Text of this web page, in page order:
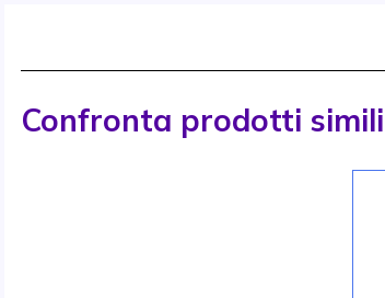
Confronta prodotti simili